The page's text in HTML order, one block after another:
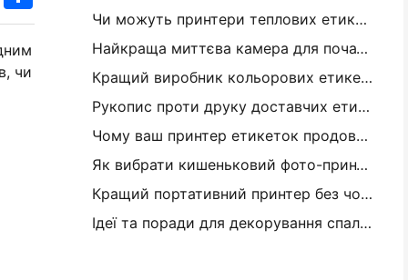
чи
Чи можуть принтери теплових етикеток робити водонепроникні етикетки для продуктів малого бізнесу?
Найкраща миттєва камера для початківців, які не хочуть витрачати папір
Кращий виробник кольорових етикеток для журналізації та скрепбукінгу: додайте більше кольору на кожну сторінку
Рукопис проти друку доставчих етикеток: поради для малого бізнесу в 2026 році
Чому ваш принтер етикеток продовжує заглушувати?
Як вибрати кишеньковий фото-принтер: повне посібник для журналістів, подорожей та користувачів iPhone
Кращий портативний принтер без чорнила для подорожей, школи та мобільної роботи: огляд Hanin MT620 Pro
Ідеї та поради для декорування спальні та гуртожитку